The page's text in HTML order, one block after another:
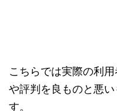
こちらでは実際の利
や評判を良ものと悪
す。